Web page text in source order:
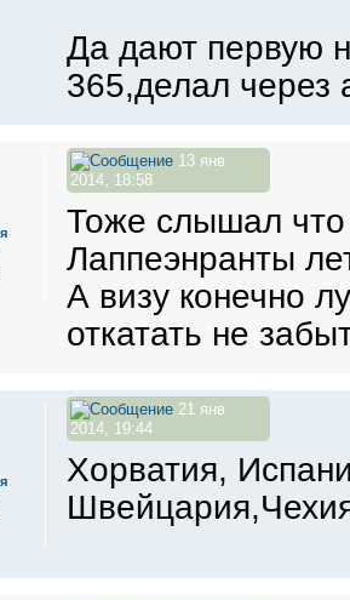
Да дают первую
365,делал через
13 янв
2014, 18:58
Тоже слышал
Лаппеэнранты
А визу конечно
откатать не
21 янв
2014, 19:44
Хорватия,